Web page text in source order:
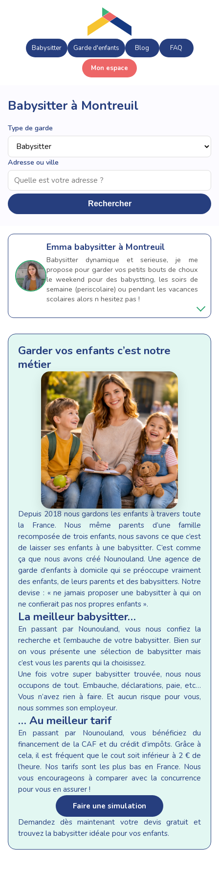
Babysitter Garde d'enfants Blog FAQ
Mon espace
Babysitter à Montreuil
Type de garde
Adresse ou ville
Rechercher
Emma babysitter à Montreuil
Babysitter dynamique et serieuse, je me
propose pour garder vos petits bouts de choux
le weekend pour des babystting, les soirs de
semaine (periscolaire) ou pendant les vacances
scolaires alors n hesitez pas !
Garder vos enfants c’est notre
métier
Depuis 2018 nous gardons les enfants à travers toute
la France. Nous même parents d’une famille
recomposée de trois enfants, nous savons ce que c’est
de laisser ses enfants à une babysitter. C’est comme
ça que nous avons créé Nounouland. Une agence de
garde d’enfants à domicile qui se préoccupe vraiment
des enfants, de leurs parents et des babysitters. Notre
devise : « ne jamais proposer une babysitter à qui on
ne confierait pas nos propres enfants ».
La meilleur babysitter…
En passant par Nounouland, vous nous confiez la
recherche et l’embauche de votre babysitter. Bien sur
on vous présente une sélection de babysitter mais
c’est vous les parents qui la choisissez.
Une fois votre super babysitter trouvée, nous nous
occupons de tout. Embauche, déclarations, paie, etc…
Vous n’avez rien à faire. Et aucun risque pour vous,
nous sommes son employeur.
… Au meilleur tarif
En passant par Nounouland, vous bénéficiez du
financement de la CAF et du crédit d’impôts. Grâce à
cela, il est fréquent que le cout soit inférieur à 2 € de
l’heure. Nos tarifs sont les plus bas en France. Nous
vous encourageons à comparer avec la concurrence
pour vous en assurer !
Faire une simulation
Demandez dès maintenant votre devis gratuit et
trouvez la babysitter idéale pour vos enfants.